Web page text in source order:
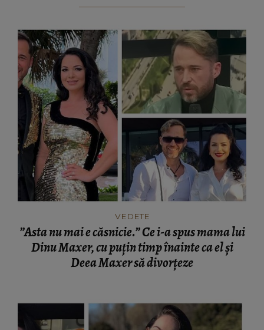
VEDETE
”Asta nu mai e căsnicie.” Ce i-a spus mama lui
Dinu Maxer, cu puțin timp înainte ca el și
Deea Maxer să divorțeze